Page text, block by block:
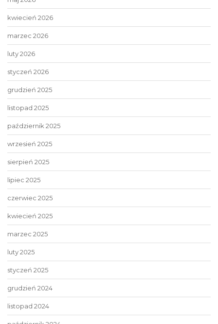
kwiecień 2026
marzec 2026
luty 2026
styczeń 2026
grudzień 2025
listopad 2025
październik 2025
wrzesień 2025
sierpień 2025
lipiec 2025
czerwiec 2025
kwiecień 2025
marzec 2025
luty 2025
styczeń 2025
grudzień 2024
listopad 2024